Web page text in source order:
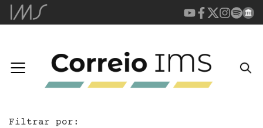
Filtrar por: